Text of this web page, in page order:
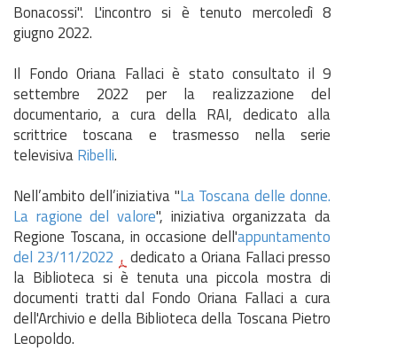
Bonacossi". L'incontro si è tenuto mercoledì 8
giugno 2022.
Il Fondo Oriana Fallaci è stato consultato il 9
settembre 2022 per la realizzazione del
documentario, a cura della RAI, dedicato alla
scrittrice toscana e trasmesso nella serie
televisivaRibelli.
Nell’ambito dell’iniziativa "La Toscana delle donne.
La ragione del valore", iniziativa organizzata da
Regione Toscana, in occasione dell'appuntamento
del 23/11/2022
dedicato a Oriana Fallaci presso
la Biblioteca si è tenuta una piccola mostra di
documenti tratti dal Fondo Oriana Fallaci a cura
dell'Archivio e della Biblioteca della Toscana Pietro
Leopoldo.